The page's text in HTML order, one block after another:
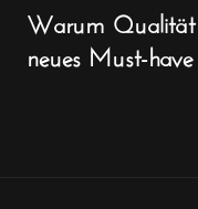
Warum Qualität
neues Must-